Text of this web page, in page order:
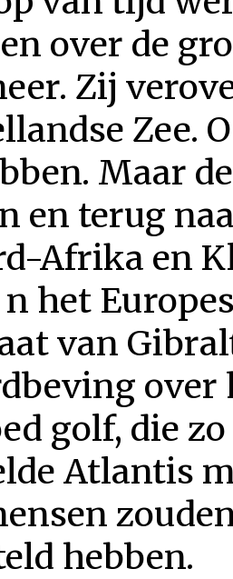
over de
Zij
Zee.
Maar
en terug
Afrika en
het
van
golf, die
Atlantis
hebben.